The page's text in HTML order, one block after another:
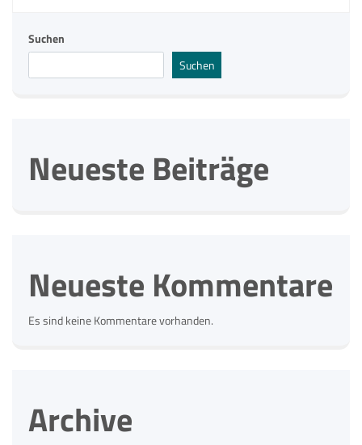
Suchen
Suchen
Neueste Beiträge
Neueste Kommentare
Es sind keine Kommentare vorhanden.
Archive